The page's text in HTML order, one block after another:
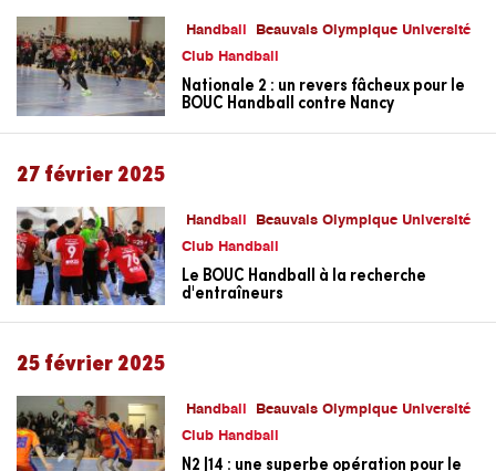
Handball
Beauvais Olympique Université
Club Handball
Nationale 2 : un revers fâcheux pour le
BOUC Handball contre Nancy
27 février 2025
Handball
Beauvais Olympique Université
Club Handball
Le BOUC Handball à la recherche
d'entraîneurs
25 février 2025
Handball
Beauvais Olympique Université
Club Handball
N2 J14 : une superbe opération pour le